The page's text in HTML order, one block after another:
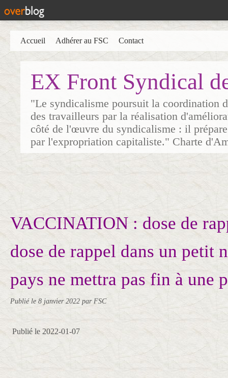
EX Front Syndical
"Le syndicalisme poursuit la coordination
des travailleurs par la réalisation
côté de l'œuvre du syndicalisme : il
par l'expropriation capitaliste." Charte
Accueil Adhérer au FSC Contact
VACCINATION : dose de
dose de rappel dans un petit
pays ne mettra pas fin à une
Publié le 8 janvier 2022 par FSC
Publié le 2022-01-07